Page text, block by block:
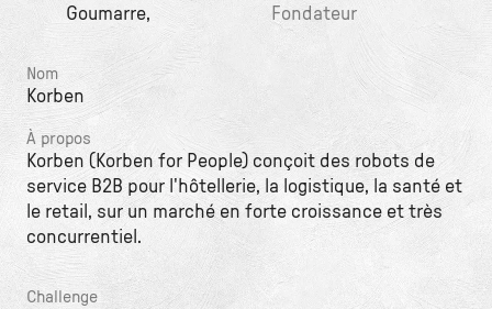
Goumarre,
Fondateur
Nom
Korben
À propos
Korben (Korben for People) conçoit des robots de
service B2B pour l'hôtellerie, la logistique, la santé et
le retail, sur un marché en forte croissance et très
concurrentiel.
Challenge